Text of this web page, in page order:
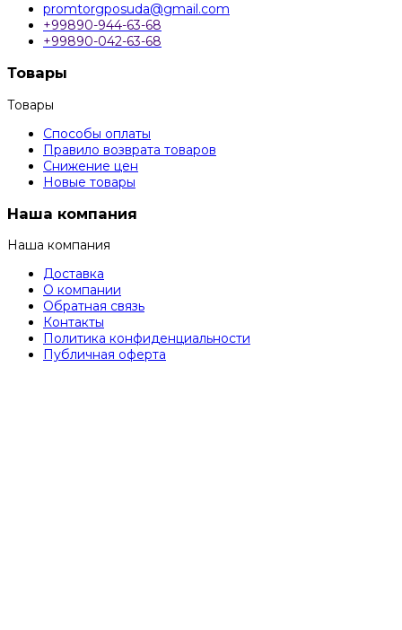
promtorgposuda@gmail.com
+99890-944-63-68
+99890-042-63-68
Товары
Товары
Способы оплаты
Правило возврата товаров
Снижение цен
Новые товары
Наша компания
Наша компания
Доставка
О компании
Обратная связь
Контакты
Политика конфиденциальности
Публичная оферта